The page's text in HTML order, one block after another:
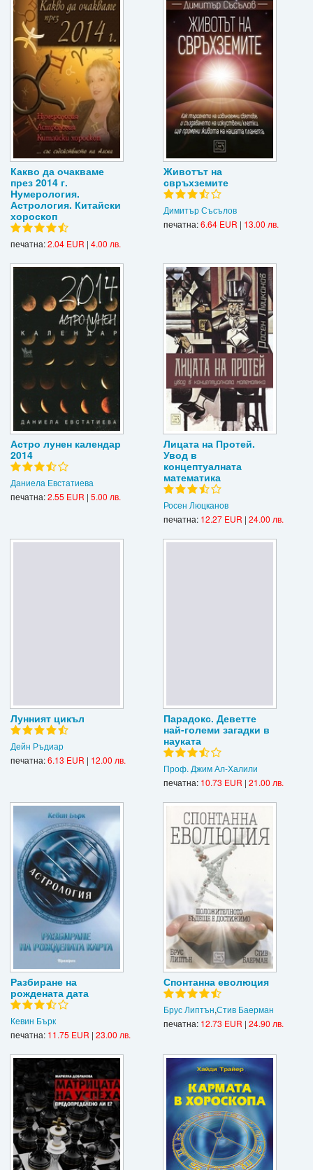
Какво да очакваме
през 2014 г.
Нумерология.
Астрология. Китайски
хороскоп
печатна:2.04 EUR | 4.00 лв.
Животът на
свръхземите
Димитър Съсълов
печатна:6.64 EUR | 13.00 лв.
Астро лунен календар
2014
Даниела Евстатиева
печатна:2.55 EUR | 5.00 лв.
Лицата на Протей.
Увод в
концептуалната
математика
Росен Люцканов
печатна: 12.27 EUR | 24.00 лв.
Лунният цикъл
Дейн Ръдиар
печатна:6.13 EUR | 12.00 лв.
Парадокс. Деветте
най-големи загадки в
науката
Проф. Джим Ал-Халили
печатна: 10.73 EUR | 21.00 лв.
Разбиране на
рождената дата
Кевин Бърк
печатна: 11.75 EUR | 23.00 лв.
Спонтанна еволюция
Брус Липтън,Стив Баерман
печатна: 12.73 EUR | 24.90 лв.